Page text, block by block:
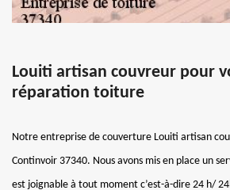
Louiti artisan couvreur pour
réparation toiture
Notre entreprise de couverture Louiti artisan
Continvoir 37340. Nous avons mis en place un
est joignable à tout moment c’est-à-dire 24 h/